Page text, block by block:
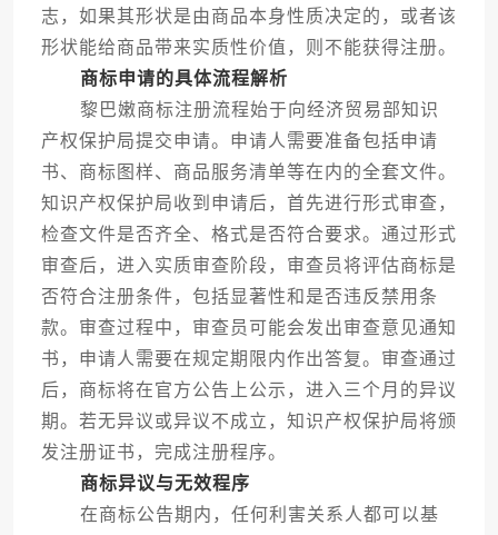
志，如果其形状是由商品本身性质决定的，或者该
形状能给商品带来实质性价值，则不能获得注册。
商标申请的具体流程解析
黎巴嫩商标注册流程始于向经济贸易部知识
产权保护局提交申请。申请人需要准备包括申请
书、商标图样、商品服务清单等在内的全套文件。
知识产权保护局收到申请后，首先进行形式审查，
检查文件是否齐全、格式是否符合要求。通过形式
审查后，进入实质审查阶段，审查员将评估商标是
否符合注册条件，包括显著性和是否违反禁用条
款。审查过程中，审查员可能会发出审查意见通知
书，申请人需要在规定期限内作出答复。审查通过
后，商标将在官方公告上公示，进入三个月的异议
期。若无异议或异议不成立，知识产权保护局将颁
发注册证书，完成注册程序。
商标异议与无效程序
在商标公告期内，任何利害关系人都可以基